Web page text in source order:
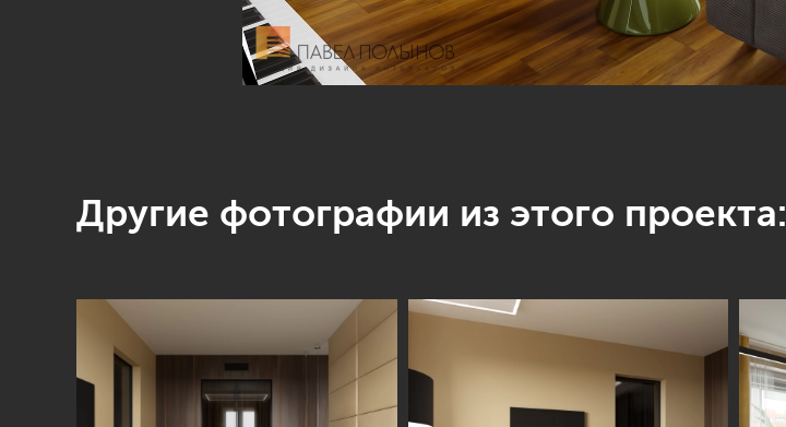
Другие фотографии из этого проекта: